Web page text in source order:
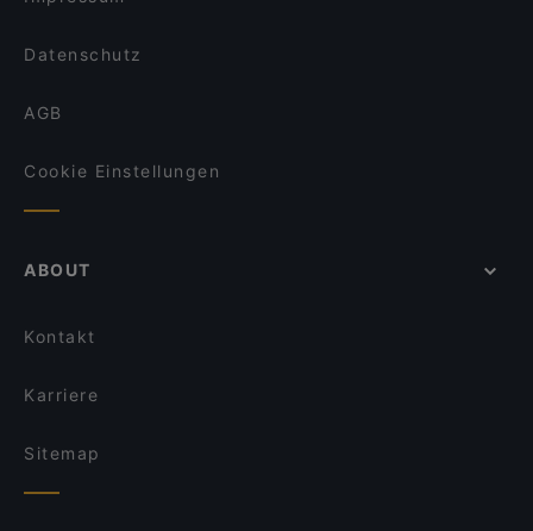
Datenschutz
AGB
Cookie Einstellungen
ABOUT
Kontakt
Karriere
Sitemap